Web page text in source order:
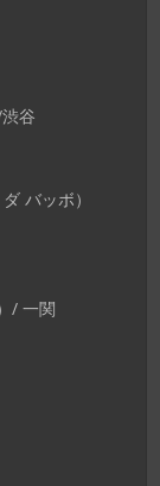
谷
バッボ）
/ 一関